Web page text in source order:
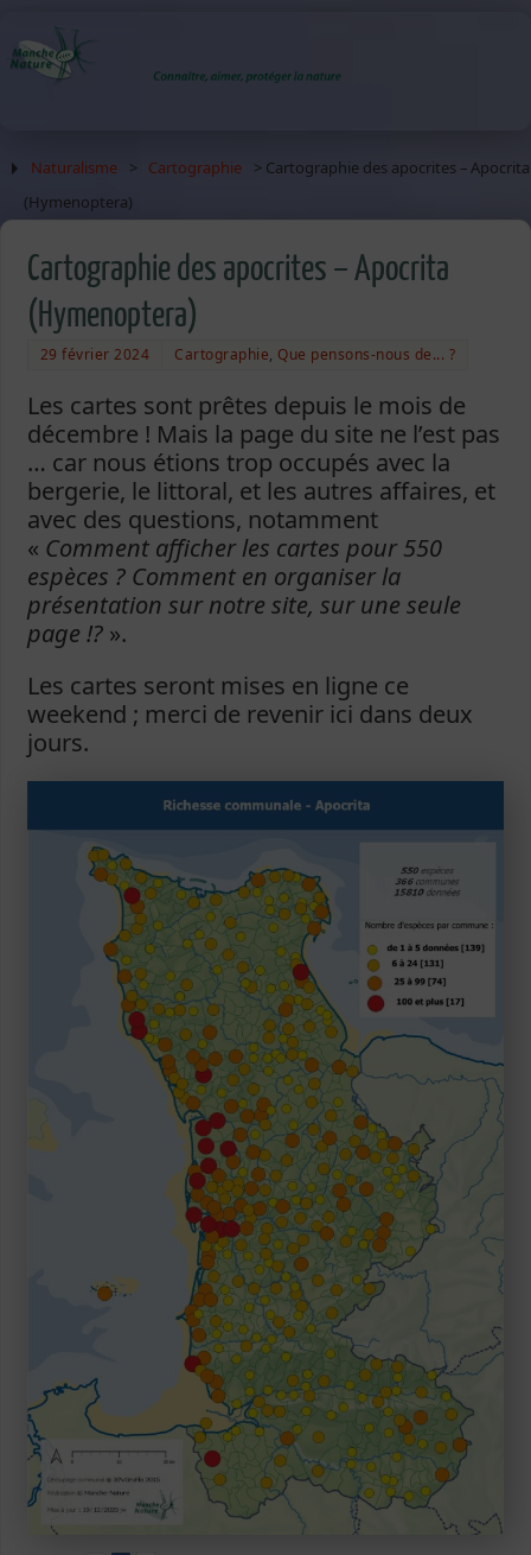
Naturalisme > Cartographie
> Cartographie des apocrites – Apocrita
(Hymenoptera)
Cartographie des apocrites – Apocrita
(Hymenoptera)
29 février 2024 Cartographie, Que pensons-nous de... ?
Les cartes sont prêtes depuis le mois de
décembre ! Mais la page du site ne l’est pas
… car nous étions trop occupés avec la
bergerie, le littoral, et les autres affaires, et
avec des questions, notamment
« Comment afficher les cartes pour 550
espèces ? Comment en organiser la
présentation sur notre site, sur une seule
page !? ».
Les cartes seront mises en ligne ce
weekend ; merci de revenir ici dans deux
jours.